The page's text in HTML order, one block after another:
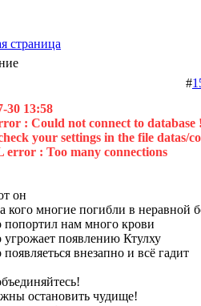
страница
#
30 13:58
: Could not connect to database
your settings in the file datas/
error : Too many connections
он
кого многие погибли в неравной
попортил нам много крови
угрожает появлению Ктулху
появляеться внезапно и всё гадит
остановить чудище!